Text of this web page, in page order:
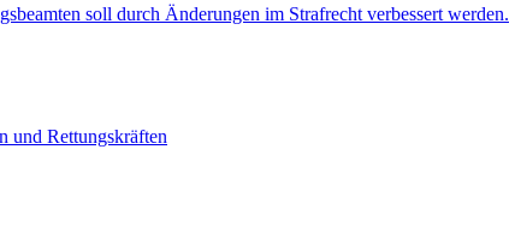
soll durch Änderungen im Strafrecht verbessert werden.
und Rettungskräften